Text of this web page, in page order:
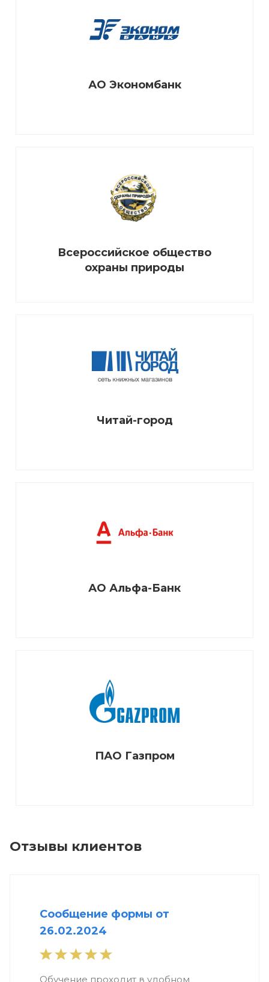
АО Экономбанк
Всероссийское общество
охраны природы
Читай-город
АО Альфа-Банк
ПАО Газпром
Отзывы клиентов
Сообщение формы от
26.02.2024
Обучение проходит в удобном